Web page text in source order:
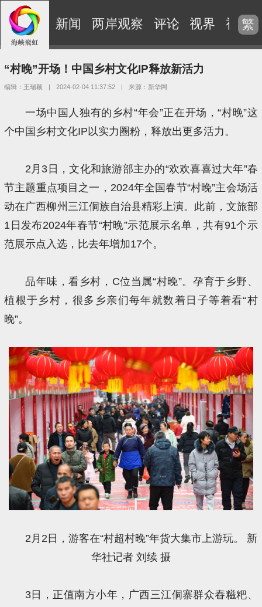
新闻 两岸观察 评论 视界 视频
繁
“村晚”开场！中国乡村文化IP释放新活力
编辑：王瑞颖 | 2024-02-04 11:37:52 | 来源：新华网
一场中国人独有的乡村“年会”正在开场，“村晚”这
个中国乡村文化IP以实力圈粉，释放出更多活力。
2月3日，文化和旅游部主办的“欢欢喜喜过大年”春
节主题重点项目之一，2024年全国春节“村晚”主会场活
动在广西柳州三江侗族自治县精彩上演。此前，文旅部
1日发布2024年春节“村晚”示范展示名单，共有91个示
范展示点入选，比去年增加17个。
品年味，看乡村，C位当属“村晚”。孕育于乡野、
植根于乡村，很多乡亲们每年就数着日子等着看“村
晚”。
2月2日，游客在“村超村晚”年货大集市上游玩。 新
华社记者 刘续 摄
3日，正值南方小年，广西三江侗寨群众舂糍粑、